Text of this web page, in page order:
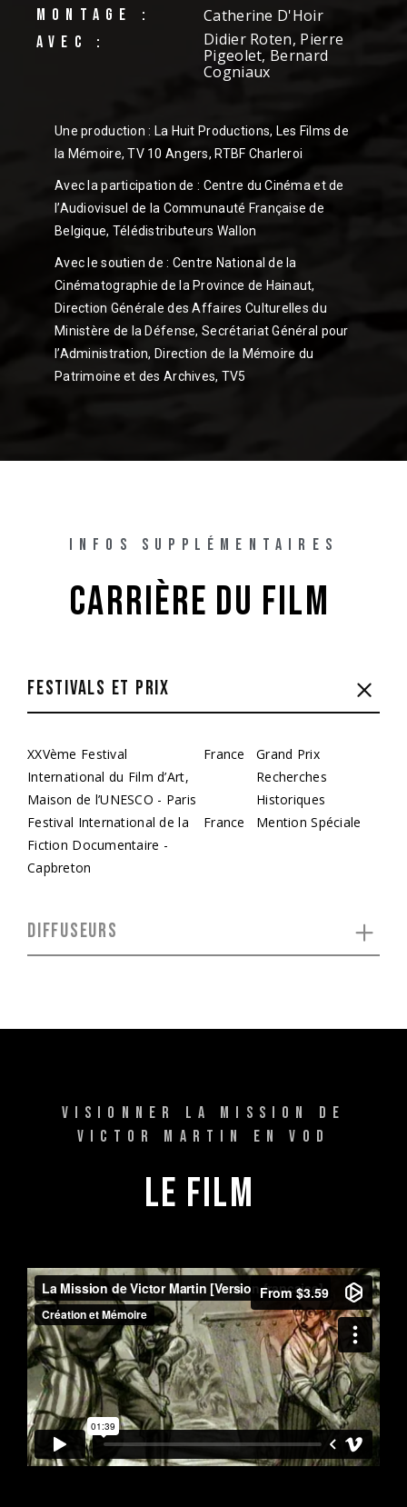
MONTAGE : Catherine D'Hoir
AVEC :
Didier Roten, Pierre
Pigeolet, Bernard
Cogniaux
Une production : La Huit Productions, Les Films de
la Mémoire, TV 10 Angers, RTBF Charleroi
Avec la participation de : Centre du Cinéma et de
l’Audiovisuel de la Communauté Française de
Belgique, Télédistributeurs Wallon
Avec le soutien de : Centre National de la
Cinématographie de la Province de Hainaut,
Direction Générale des Affaires Culturelles du
Ministère de la Défense, Secrétariat Général pour
l’Administration, Direction de la Mémoire du
Patrimoine et des Archives, TV5
INFOS SUPPLÉMENTAIRES
CARRIÈRE DU FILM
FESTIVALS ET PRIX
XXVème Festival
International du Film d’Art,
Maison de l’UNESCO - Paris
France
Grand Prix
Recherches
Historiques
Festival International de la
Fiction Documentaire -
Capbreton
France Mention Spéciale
DIFFUSEURS
VISIONNER LA MISSION DE
VICTOR MARTIN EN VOD
LE FILM